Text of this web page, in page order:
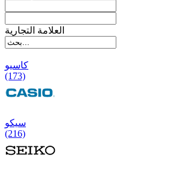
العلامة التجارية
کاسیو
(173)
سیکو
(216)